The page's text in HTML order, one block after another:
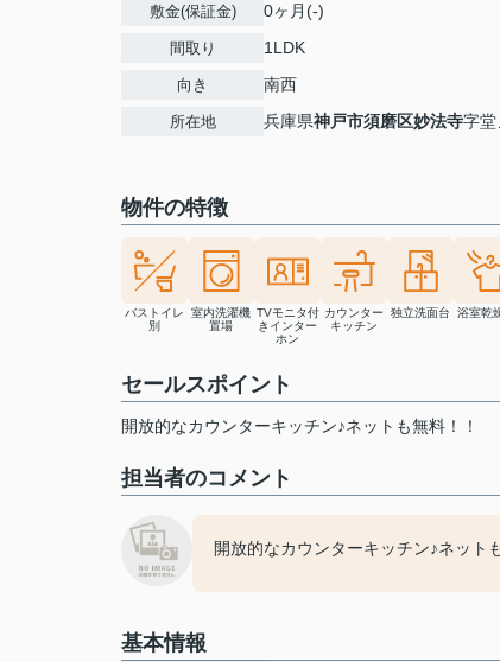
敷金(保証金) 0ヶ月(-)
間取り 1LDK
向き 南西
所在地 兵庫県神戸市須磨区妙法寺字堂
物件の特徴
バストイレ
別
室内洗濯機
置場
TVモニタ付
きインター
ホン
カウンター
キッチン
独立洗面台 浴室乾
セールスポイント
開放的なカウンターキッチン♪ネットも無料！！
担当者のコメント
開放的なカウンターキッチン♪ネット
基本情報